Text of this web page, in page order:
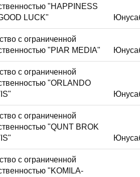
"HAPPINESS
LUCK"
с ограниченной
"PIAR MEDIA"
с ограниченной
"ORLANDO
с ограниченной
"QUNT BROK
с ограниченной
"KOMILA-